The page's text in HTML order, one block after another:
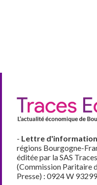
- Lettre
régions Bourgogne-
éditée par la SAS
(Commission Paritaire
Presse) : 0924 W